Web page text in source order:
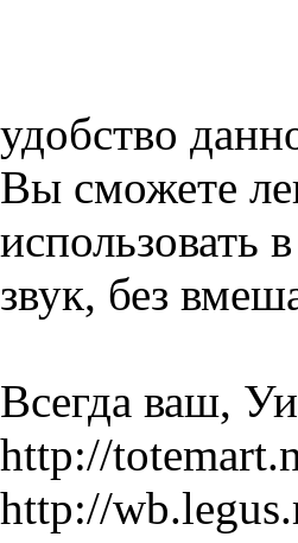
удобство
Вы сможете
использовать
звук, без
Всегда ваш,
http://
http://